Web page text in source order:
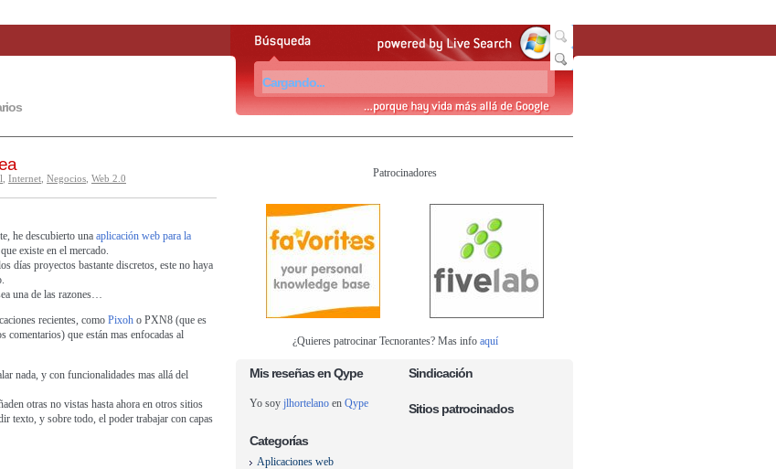
Internet Negocios Web 2.0
he descubierto una aplicación web para la
existe en el mercado.
días proyectos bastante discretos, este no haya
una de las razones…
recientes, como Pixoh o PXN8 (que es
comentarios) que están mas enfocadas al
nada, y con funcionalidades mas allá del
otras no vistas hasta ahora en otros sitios
texto, y sobre todo, el poder trabajar con capas
Patrocinadores
¿Quieres patrocinar Tecnorantes? Mas info aquí
Mis reseñas en Qype
Yo soy jlhortelano en Qype
Categorías
Aplicaciones web
Sindicación
Sitios patrocinados